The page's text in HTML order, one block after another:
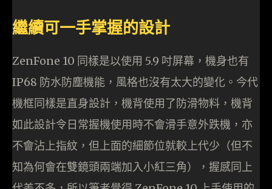
繼續可一手掌握的設計
ZenFone 10 同樣是以使用 5.9 吋屏幕，機身也有
IP68 防水防塵機能，風格也沒有太大的變化。今代
機框同樣是直身設計，機背使用了防滑物料，機背
如此設計令日常握機使用時不會滑手意外跌機，亦
不會沾上指紋，但上面的細節位就較上代少（但不
知為何會在雙鏡頭兩端加入小紅三角），握感同上